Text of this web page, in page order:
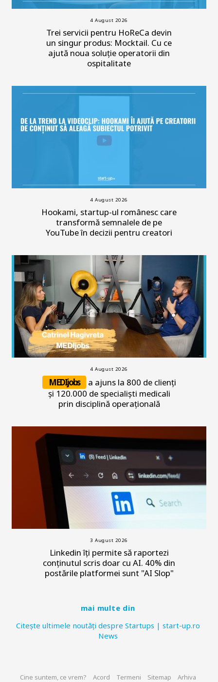
4 August 2026
Trei servicii pentru HoReCa devin
un singur produs: Mocktail. Cu ce
ajută noua soluție operatorii din
ospitalitate
4 August 2026
Hookami, startup-ul românesc care
transformă semnalele de pe
YouTube în decizii pentru creatori
4 August 2026
MEDIjobs
a ajuns la 800 de clienți
și 120.000 de specialiști medicali
prin disciplină operațională
3 August 2026
Linkedin îți permite să raportezi
conținutul scris doar cu AI. 40% din
postările platformei sunt "AI Slop"
mai multe din
Citește ultimele noutăți despre Startups | start-up.ro
News
Cine suntem, ce vrem? Acord Termeni Sitemap Arhiva